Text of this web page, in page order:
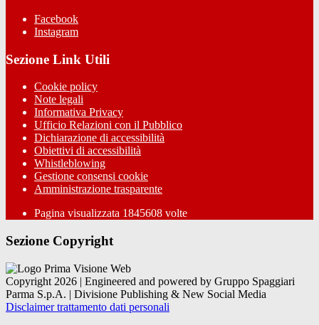
Facebook
Instagram
Sezione Link Utili
Cookie policy
Note legali
Informativa Privacy
Ufficio Relazioni con il Pubblico
Dichiarazione di accessibilità
Obiettivi di accessibilità
Whistleblowing
Gestione consensi cookie
Amministrazione trasparente
Pagina visualizzata 1845608 volte
Sezione Copyright
Copyright 2026 | Engineered and powered by Gruppo Spaggiari
Parma S.p.A. | Divisione Publishing & New Social Media
Disclaimer trattamento dati personali